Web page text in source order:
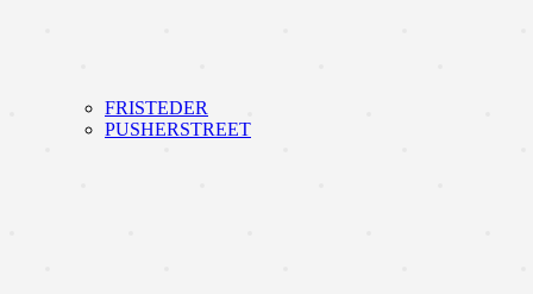
FRISTEDER
PUSHERSTREET